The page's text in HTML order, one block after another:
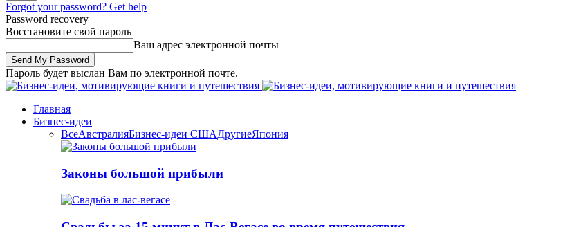
Forgot your password? Get help
Password recovery
Восстановите свой пароль
Ваш адрес электронной почты
Пароль будет выслан Вам по электронной почте.
Главная
Бизнес-идеи
ВсеАвстралияБизнес-идеи СШАДругиеЯпония
Законы большой прибыли